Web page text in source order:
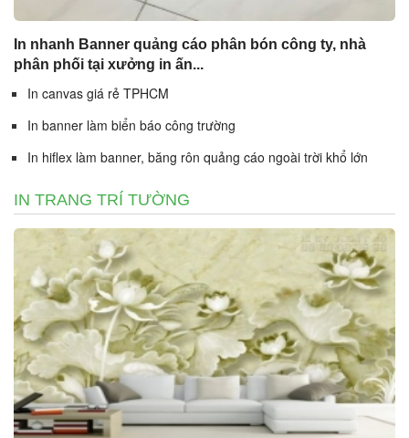
In nhanh Banner quảng cáo phân bón công ty, nhà
phân phối tại xưởng in ấn...
In canvas giá rẻ TPHCM
In banner làm biển báo công trường
In hiflex làm banner, băng rôn quảng cáo ngoài trời khổ lớn
IN TRANG TRÍ TƯỜNG